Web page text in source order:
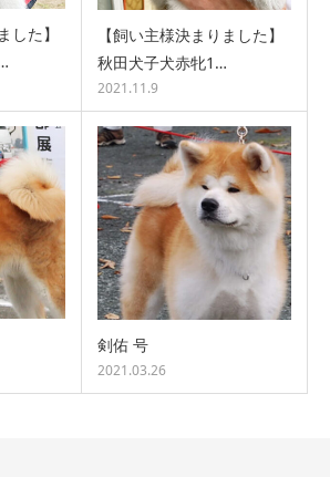
した】
【飼い主様決まりました】
秋田犬子犬赤牝1…
2021.11.9
剣佑 号
2021.03.26